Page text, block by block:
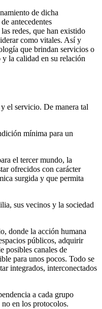
de dicha
antecedentes
redes, que han existido
como vitales. Así y
que brindan servicios o
la calidad en su relación
el servicio. De manera tal
mínima para un
el tercer mundo, la
ofrecidos con carácter
surgida y que permita
sus vecinos y la sociedad
donde la acción humana
públicos, adquirir
posibles canales de
para unos pocos. Todo se
integrados, interconectados
a cada grupo
no en los protocolos.